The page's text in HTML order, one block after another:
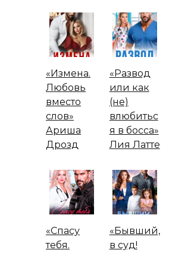
«Измена.
Любовь
вместо
слов»
Ариша
Дрозд
«Развод
или как
(не)
влюбитьс
я в босса»
Лия Латте
«Спасу
тебя.
«Бывший,
в суд!